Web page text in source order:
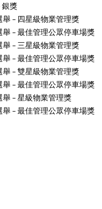
銀獎
– 四星級物業管理獎
– 最佳管理公眾停車場獎
– 三星級物業管理獎
– 最佳管理公眾停車場獎
– 雙星級物業管理獎
– 最佳管理公眾停車場獎
– 星級物業管理獎
– 最佳管理公眾停車場獎